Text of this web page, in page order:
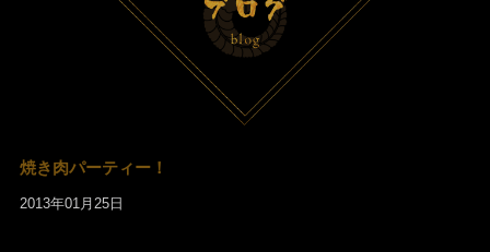
焼き肉パーティー！
2013年01月25日